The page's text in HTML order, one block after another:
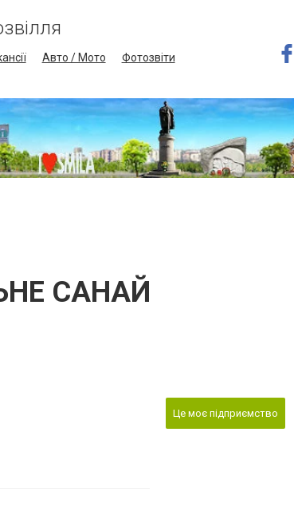
Авто / Мото
Фотозвіти
САНАЙ
Це моє підприємство